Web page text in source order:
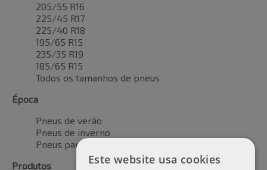
205/55 R16
225/45 R17
225/40 R18
195/65 R15
235/35 R19
185/65 R15
Todos os tamanhos de pneus
Época
Pneus de verão
Pneus de inverno
Pneus para todas as estações
Produtos
Este website usa cookies